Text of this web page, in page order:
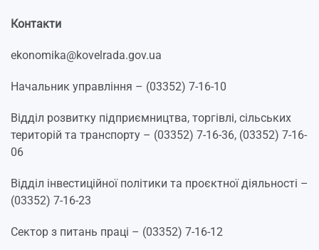
Контакти
ekonomika@kovelrada.gov.ua
Начальник управління – (03352) 7-16-10
Відділ розвитку підприємництва, торгівлі, сільських
територій та транспорту – (03352) 7-16-36, (03352) 7-16-
06
Відділ інвестиційної політики та проєктної діяльності –
(03352) 7-16-23
Сектор з питань праці – (03352) 7-16-12